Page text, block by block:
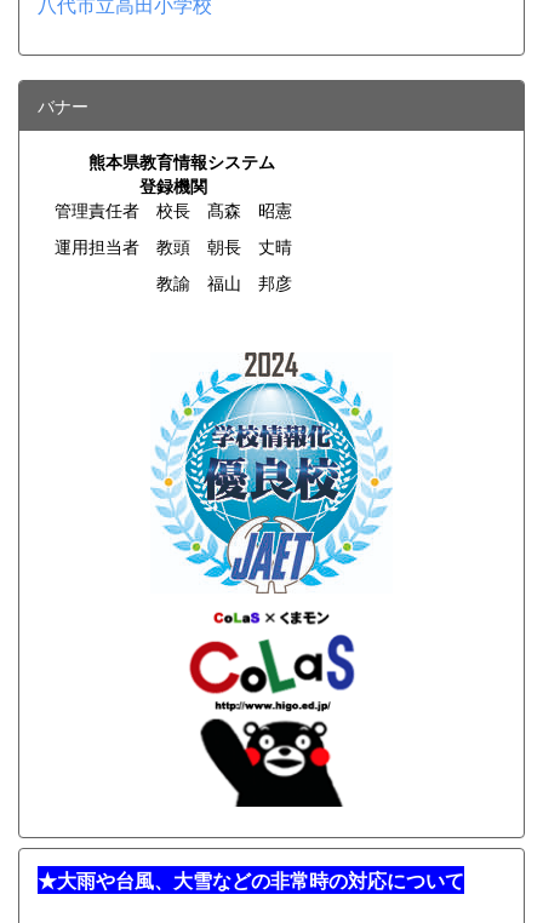
バナー
熊本県教育情報システム
登録機関
管理責任者 校長 髙森 昭憲
運用担当者 教頭 朝長 丈晴
教諭 福山 邦彦
★大雨や台風、大雪などの非常時の対応について